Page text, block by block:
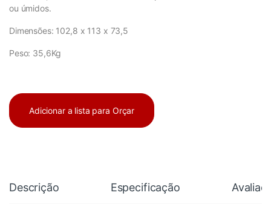
ou úmidos.
Dimensões: 102,8 x 113 x 73,5
Peso: 35,6Kg
Adicionar a lista para Orçar
Descrição Especificação